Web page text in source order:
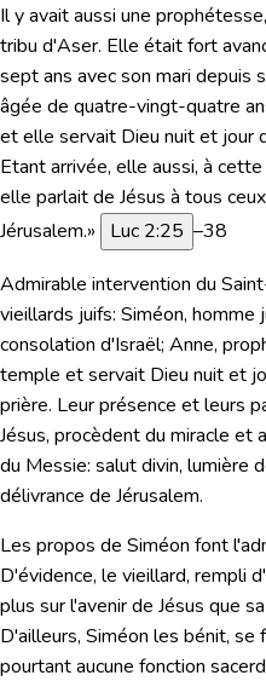
Il y avait aussi une
tribu d'Aser. Elle était fort
sept ans avec son mari depuis
âgée de quatre-vingt-quatre
et elle servait Dieu nuit et jour
Etant arrivée, elle aussi, à
elle parlait de Jésus à tous
Jérusalem.»
Luc 2:25 –38
Admirable intervention du
vieillards juifs: Siméon,
consolation d'Israël; Anne,
temple et servait Dieu nuit et
prière. Leur présence et leurs
Jésus, procèdent du miracle
du Messie: salut divin, lumière
délivrance de Jérusalem.
Les propos de Siméon font
D'évidence, le vieillard, rempli
plus sur l'avenir de Jésus que
D'ailleurs, Siméon les bénit, se
pourtant aucune fonction